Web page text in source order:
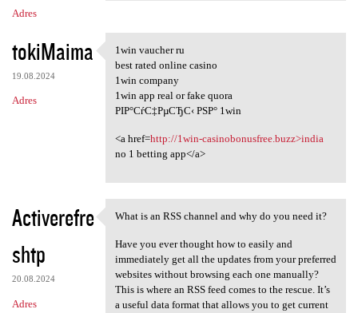
Adres
tokiMaima
19.08.2024
Adres
1win vaucher ru
1win vaucher ru
best rated online casino
1win company
1win app real or fake quora
РІР°СѓС‡РµСЂС‹ РЅР° 1win
<a href=http://1win-casinobonusfree.buzz>india
no 1 betting app</a>
Activerefre
shtp
20.08.2024
Adres
What is an RSS channel and
What is an RSS channel and why do you need it?
Have you ever thought how to easily and
immediately get all the updates from your preferred
websites without browsing each one manually?
This is where an RSS feed comes to the rescue. It’s
a useful data format that allows you to get current